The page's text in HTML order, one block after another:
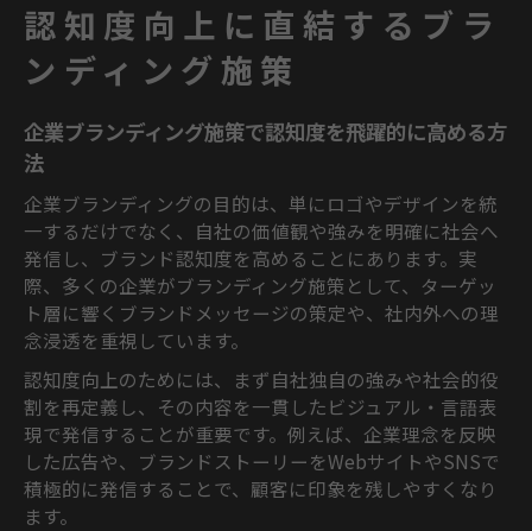
認知度向上に直結するブラ
ンディング施策
企業ブランディング施策で認知度を飛躍的に高める方
法
企業ブランディングの目的は、単にロゴやデザインを統
一するだけでなく、自社の価値観や強みを明確に社会へ
発信し、ブランド認知度を高めることにあります。実
際、多くの企業がブランディング施策として、ターゲッ
ト層に響くブランドメッセージの策定や、社内外への理
念浸透を重視しています。
認知度向上のためには、まず自社独自の強みや社会的役
割を再定義し、その内容を一貫したビジュアル・言語表
現で発信することが重要です。例えば、企業理念を反映
した広告や、ブランドストーリーをWebサイトやSNSで
積極的に発信することで、顧客に印象を残しやすくなり
ます。